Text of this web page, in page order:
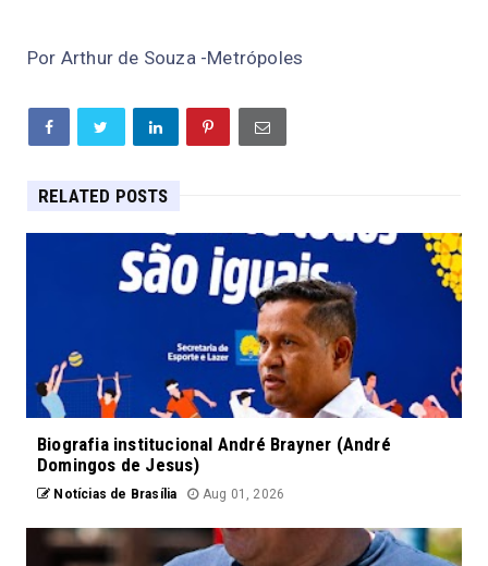
Por Arthur de Souza -Metrópoles
RELATED POSTS
Biografia institucional André Brayner (André
Domingos de Jesus)
Notícias de Brasília Aug 01, 2026